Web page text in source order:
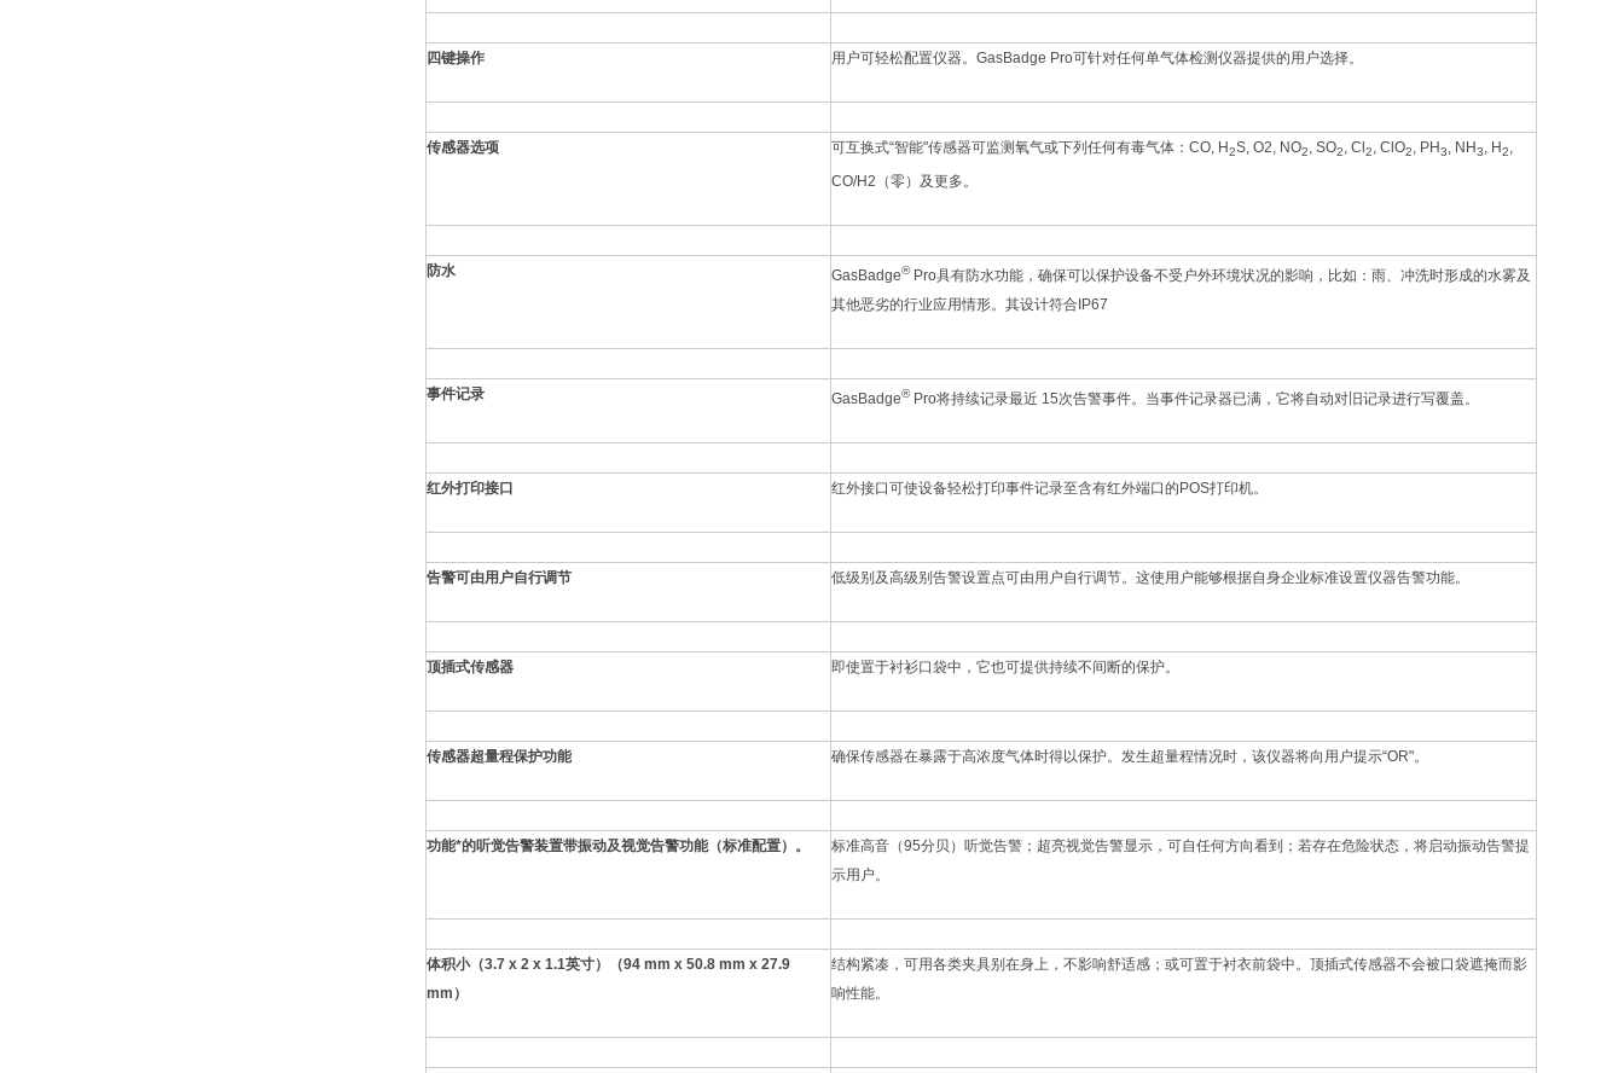
四键操作 用户可轻松配置仪器。GasBadge Pro可针对任何单气体检测仪器提供的用户选择。
传感器选项 可互换式“智能"传感器可监测氧气或下列任何有毒气体：CO, H2S, O2, NO2, SO2, Cl 2, ClO2, PH3, NH3, H2,
CO/H2（零）及更多。
防水 GasBadge®Pro具有防水功能，确保可以保护设备不受户外环境状况的影响，比如：雨、冲洗时形成的水雾及
其他恶劣的行业应用情形。其设计符合IP67
事件记录 GasBadge®Pro将持续记录最近 15次告警事件。当事件记录器已满，它将自动对旧记录进行写覆盖。
红外打印接口 红外接口可使设备轻松打印事件记录至含有红外端口的POS打印机。
告警可由用户自行调节 低级别及高级别告警设置点可由用户自行调节。这使用户能够根据自身企业标准设置仪器告警功能。
顶插式传感器 即使置于衬衫口袋中，它也可提供持续不间断的保护。
传感器超量程保护功能 确保传感器在暴露于高浓度气体时得以保护。发生超量程情况时，该仪器将向用户提示“OR"。
功能*的听觉告警装置带振动及视觉告警功能（标准配置）。
标准高音（95分贝）听觉告警；超亮视觉告警显示，可自任何方向看到；若存在危险状态，将启动振动告警提
示用户。
体积小（3.7 x 2 x 1.1英寸）（94 mm x 50.8 mm x 27.9
mm）
结构紧凑，可用各类夹具别在身上，不影响舒适感；或可置于衬衣前袋中。顶插式传感器不会被口袋遮掩而影
响性能。